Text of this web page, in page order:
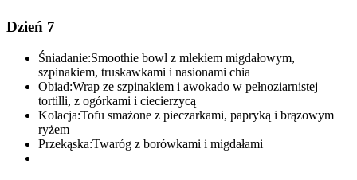
Dzień 7
Śniadanie:Smoothie bowl z mlekiem migdałowym,
szpinakiem, truskawkami i nasionami chia
Obiad:Wrap ze szpinakiem i awokado w pełnoziarnistej
tortilli, z ogórkami i ciecierzycą
Kolacja:Tofu smażone z pieczarkami, papryką i brązowym
ryżem
Przekąska:Twaróg z borówkami i migdałami